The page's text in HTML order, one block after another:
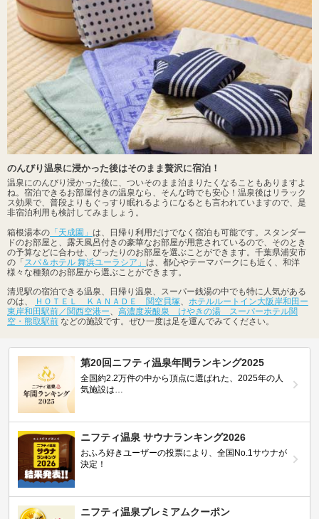
のんびり温泉に浸かった後はそのまま贅沢に宿泊！
温泉にのんびり浸かった後に、ついそのまま泊まりたくなることもありますよ
ね。宿泊できるお部屋付きの温泉なら、そんな時でも安心！温泉後はリラック
ス効果で、普段よりもぐっすり眠れるようになるとも言われていますので、是
非宿泊利用も検討してみましょう。
箱根湯本の 「天成園」 は、日帰り利用だけでなく宿泊も可能です。スタンダー
ドのお部屋と、露天風呂付きの豪華なお部屋が用意されているので、そのとき
の予算などに合わせ、ぴったりのお部屋を選ぶことができます。千葉県浦安市
の「スパ＆ホテル 舞浜ユーラシア」 は、都心やテーマパークにも近く、和洋
様々な種類のお部屋から選ぶことができます。
清児駅の宿泊できる温泉、日帰り温泉、スーパー銭湯の中でも特に人気がある
のは、
ＨＯＴＥＬ ＫＡＮＡＤＥ 関空貝塚、 ホテルルートイン大阪岸和田ー
東岸和田駅前／関西空港ー、 高濃度炭酸泉 けやきの湯 スーパーホテル関
空・熊取駅前 などの施設です。ぜひ一度は足を運んでみてください。
第20回ニフティ温泉年間ランキング2025
全国約2.2万件の中から頂点に選ばれた、2025年の人
気施設は…
ニフティ温泉 サウナランキング2026
おふろ好きユーザーの投票により、全国No.1サウナが
決定！
ニフティ温泉プレミアムクーポン